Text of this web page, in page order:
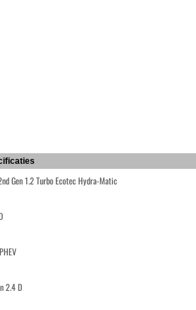
Gen 1.2 Turbo Ecotec Hydra-Matic
2.4 D